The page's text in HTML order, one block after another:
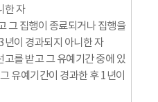
한 자
그 집행이 종료되거나 집행을
년이 경과되지 아니한 자
를 받고 그 유예기간 중에 있
유예기간이 경과한 후 1년이